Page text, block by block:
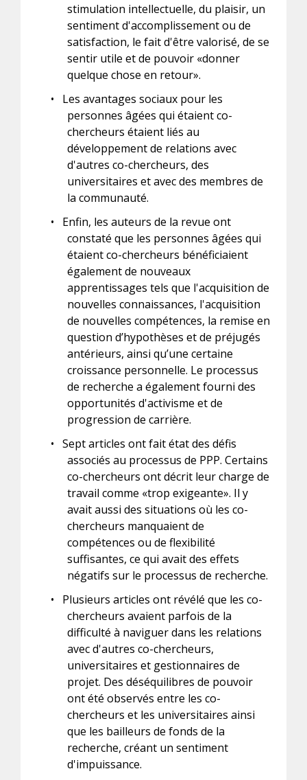
stimulation intellectuelle, du plaisir, un
sentiment d'accomplissement ou de
satisfaction, le fait d'être valorisé, de se
sentir utile et de pouvoir «donner
quelque chose en retour».
•
Les avantages sociaux pour les
personnes âgées qui étaient co-
chercheurs étaient liés au
développement de relations avec
d'autres co-chercheurs, des
universitaires et avec des membres de
la communauté.
•
Enfin, les auteurs de la revue ont
constaté que les personnes âgées qui
étaient co-chercheurs bénéficiaient
également de nouveaux
apprentissages tels que l'acquisition de
nouvelles connaissances, l'acquisition
de nouvelles compétences, la remise en
question d’hypothèses et de préjugés
antérieurs, ainsi qu’une certaine
croissance personnelle. Le processus
de recherche a également fourni des
opportunités d'activisme et de
progression de carrière.
• Sept articles ont fait état des défis
associés au processus de PPP. Certains
co-chercheurs ont décrit leur charge de
travail comme «trop exigeante». Il y
avait aussi des situations où les co-
chercheurs manquaient de
compétences ou de flexibilité
suffisantes, ce qui avait des effets
négatifs sur le processus de recherche.
•
Plusieurs articles ont révélé que les co-
chercheurs avaient parfois de la
difficulté à naviguer dans les relations
avec d'autres co-chercheurs,
universitaires et gestionnaires de
projet. Des déséquilibres de pouvoir
ont été observés entre les co-
chercheurs et les universitaires ainsi
que les bailleurs de fonds de la
recherche, créant un sentiment
d'impuissance.